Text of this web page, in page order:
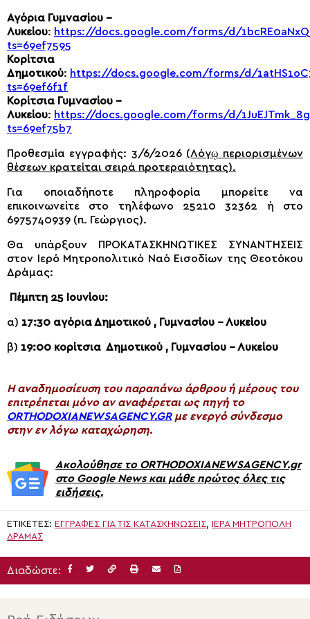
Αγόρια Γυμνασίου –
Λυκείου: https://docs.google.com/forms/d/
ts=69ef7595
Κορίτσια
Δημοτικού: https://docs.google.com/forms/d/
ts=69ef6f1f
Κορίτσια Γυμνασίου –
Λυκείου: https://docs.google.com/forms/d/
ts=69ef75b7
Προθεσμία εγγραφής: 3/6/2026 (Λόγῳ περιορισμένων
θέσεων κρατείται σειρά προτεραιότητας).
Για οποιαδήποτε πληροφορία μπορείτε να
επικοινωνείτε στο τηλέφωνο 25210 32362 ή στο
6975740939 (π. Γεώργιος).
Θα υπάρξουν ΠΡΟΚΑΤΑΣΚΗΝΩΤΙΚΕΣ ΣΥΝΑΝΤΗΣΕΙΣ
στον Ιερό Μητροπολιτικό Ναό Εισοδίων της Θεοτόκου
Δράμας:
Πέμπτη 25 Ιουνίου:
α) 17:30 αγόρια Δημοτικού , Γυμνασίου – Λυκείου
β) 19:00 κορίτσια Δημοτικού , Γυμνασίου – Λυκείου
H αναδημοσίευση του παραπάνω άρθρου ή μέρους του
επιτρέπεται μόνο αν αναφέρεται ως πηγή το
ORTHODOXIANEWSAGENCY.GRμε ενεργό σύνδεσμο
στην εν λόγω καταχώρηση.
Ακολούθησε το ORTHODOXIANEWSAGENCY.gr
στο Google News και μάθε πρώτος όλες τις
ειδήσεις.
ΕΤΙΚΈΤΕΣ: ΕΓΓΡΑΦΈΣ ΓΙΑ ΤΙΣ ΚΑΤΑΣΚΗΝΏΣΕΙΣ,
ΙΕΡΆ ΜΗΤΡΌΠΟΛΗ
ΔΡΆΜΑΣ
Διαδώστε: